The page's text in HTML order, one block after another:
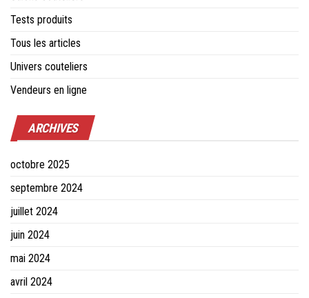
Tests produits
Tous les articles
Univers couteliers
Vendeurs en ligne
ARCHIVES
octobre 2025
septembre 2024
juillet 2024
juin 2024
mai 2024
avril 2024